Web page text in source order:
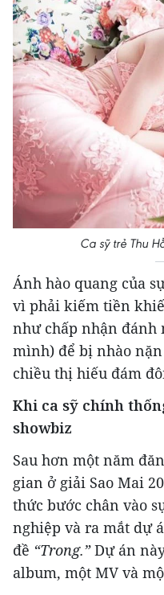
Ca sỹ trẻ Thu
Ánh hào quang của
vì phải kiếm tiền
như chấp nhận đánh
mình) để bị nhào
chiều thị hiếu đám
Khi ca sỹ chính
showbiz
Sau hơn một năm
gian ở giải Sao Mai
thức bước chân vào
nghiệp và ra mắt dự
đề “Trong.”Dự án
album, một MV và